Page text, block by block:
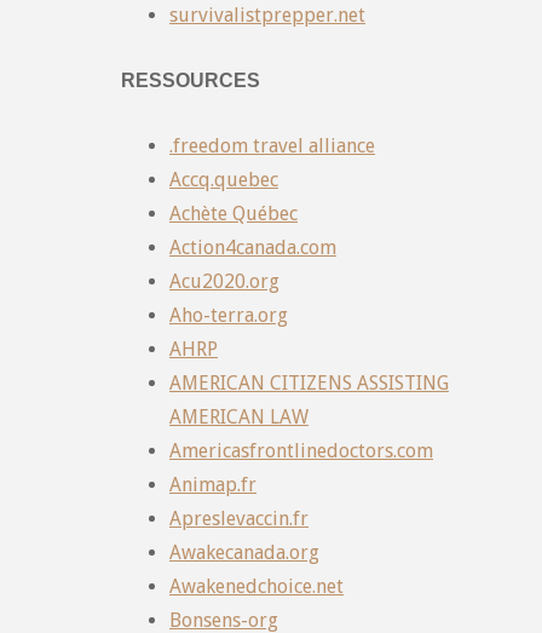
survivalistprepper.net
RESSOURCES
.freedom travel alliance
Accq.quebec
Achète Québec
Action4canada.com
Acu2020.org
Aho-terra.org
AHRP
AMERICAN CITIZENS ASSISTING
AMERICAN LAW
Americasfrontlinedoctors.com
Animap.fr
Apreslevaccin.fr
Awakecanada.org
Awakenedchoice.net
Bonsens-org